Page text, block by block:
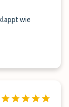
wie